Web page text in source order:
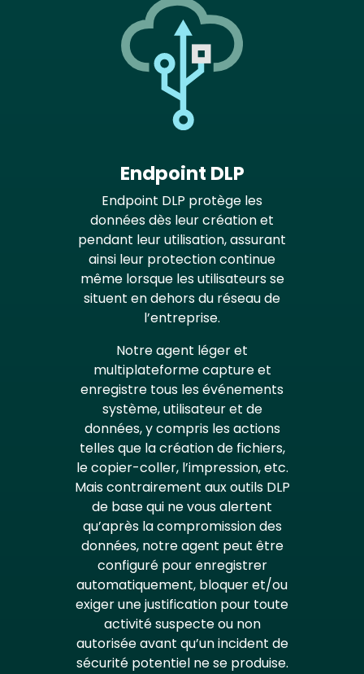
Endpoint DLP
Endpoint DLP protège les
données dès leur création et
pendant leur utilisation, assurant
ainsi leur protection continue
même lorsque les utilisateurs se
situent en dehors du réseau de
l’entreprise.
Notre agent léger et
multiplateforme capture et
enregistre tous les événements
système, utilisateur et de
données, y compris les actions
telles que la création de fichiers,
le copier-coller, l’impression, etc.
Mais contrairement aux outils DLP
de base qui ne vous alertent
qu’après la compromission des
données, notre agent peut être
configuré pour enregistrer
automatiquement, bloquer et/ou
exiger une justification pour toute
activité suspecte ou non
autorisée avant qu’un incident de
sécurité potentiel ne se produise.